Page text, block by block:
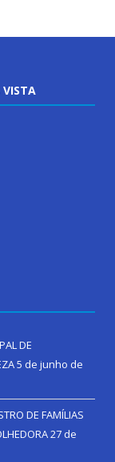
VISTA
DE
5 de junho de
DE FAMÍLIAS
27 de